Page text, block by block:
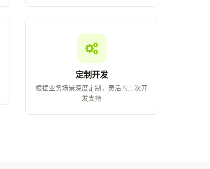
定制开发
根据业务场景深度定制，灵活的二次开
发支持